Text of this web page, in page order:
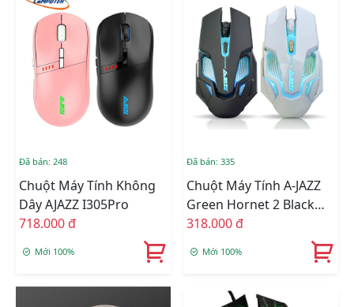
Đã bán: 248
Chuột Máy Tính Không
Dây AJAZZ I305Pro
718.000 đ
Mới 100%
Đã bán: 335
Chuột Máy Tính A-JAZZ
Green Hornet 2 Black
LED 5 MÀU
318.000 đ
Mới 100%